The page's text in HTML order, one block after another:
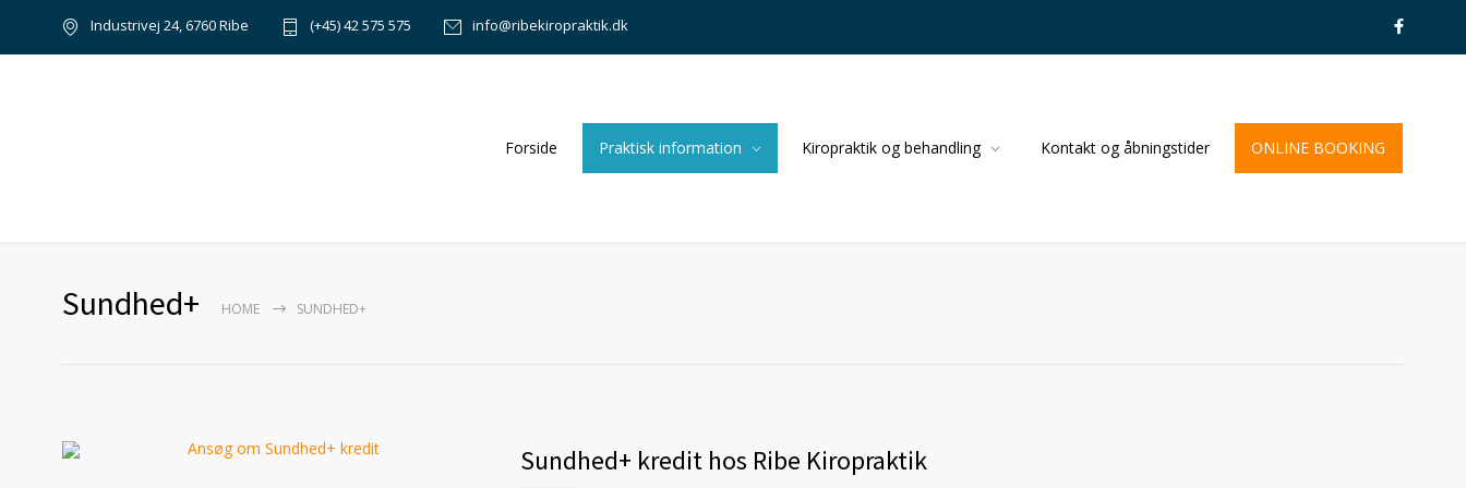
Industrivej 24, 6760 Ribe (+45) 42 575 575 info@ribekiropraktik.dk
Forside Praktisk information Kiropraktik og behandling Kontakt og åbningstider ONLINE BOOKING
Sundhed+ HOME SUNDHED+
Sundhed+ kredit hos Ribe Kiropraktik